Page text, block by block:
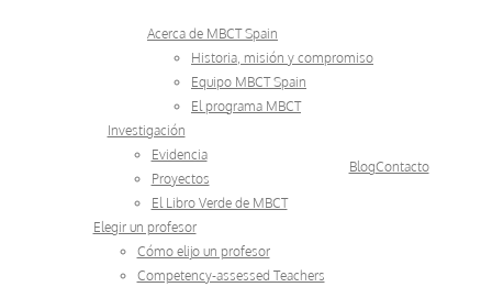
Acerca de MBCT Spain
Historia, misión y compromiso
Equipo MBCT Spain
El programa MBCT
Investigación
Evidencia
Proyectos
El Libro Verde de MBCT
BlogContacto
Elegir un profesor
Cómo elijo un profesor
Competency-assessed Teachers